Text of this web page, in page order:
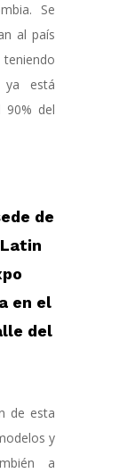
Se
al país
está
90% del
de
en el
del
de esta
y
a